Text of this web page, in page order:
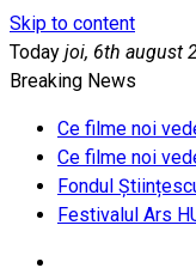
Skip to content
Today joi, 6th august
Breaking News
Ce filme noi
Ce filme noi
Fondul
Festivalul Ars